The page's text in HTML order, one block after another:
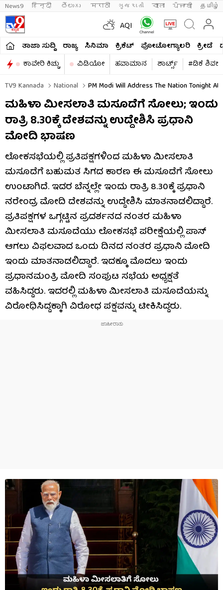
News9 हिन्दी తెలుగు मराठी ગુજરાતી বাংলা ਪੰਜਾਬੀ தமிழ்
AQI
ತಾಜಾ ಸುದ್ದಿ ರಾಜ್ಯ ಸಿನಿಮಾ ಕ್ರಿಕೆಟ್​ ಫೋಟೋಗ್ಯಾಲರಿ ಕ್ರೀಡೆ
ಕಾವೇರಿ ಕಿಚ್ಚು
ವಿಡಿಯೋ ಹವಾಮಾನ ಶಾರ್ಟ್ಸ್​
#ಡಿಕೆ
TV9 Kannada
National PM Modi Will Address The Nation Tonight
ಮಹಿಳಾ ಮೀಸಲಾತಿ ಮಸೂದೆಗೆ ಸೋಲು; ಇಂದು
ರಾತ್ರಿ 8.30ಕ್ಕೆ ದೇಶವನ್ನು ಉದ್ದೇಶಿಸಿ ಪ್ರಧಾನಿ
ಮೋದಿ ಭಾಷಣ
ಲೋಕಸಭೆಯಲ್ಲಿ ಪ್ರತಿಪಕ್ಷಗಳಿಂದ ಮಹಿಳಾ ಮೀಸಲಾತಿ
ಮಸೂದೆಗೆ ಬಹುಮತ ಸಿಗದ ಕಾರಣ ಈ ಮಸೂದೆಗೆ ಸೋಲು
ಉಂಟಾಗಿದೆ. ಇದರ ಬೆನ್ನಲ್ಲೇ ಇಂದು ರಾತ್ರಿ 8.30ಕ್ಕೆ ಪ್ರಧಾನಿ
ನರೇಂದ್ರ ಮೋದಿ ದೇಶವನ್ನು ಉದ್ದೇಶಿಸಿ ಮಾತನಾಡಲಿದ್ದಾರೆ.
ಪ್ರತಿಪಕ್ಷಗಳ ಒಗ್ಗಟ್ಟಿನ ಪ್ರದರ್ಶನದ ನಂತರ ಮಹಿಳಾ
ಮೀಸಲಾತಿ ಮಸೂದೆಯು ಲೋಕಸಭೆ ಪರೀಕ್ಷೆಯಲ್ಲಿ ಪಾಸ್
ಆಗಲು ವಿಫಲವಾದ ಒಂದು ದಿನದ ನಂತರ ಪ್ರಧಾನಿ ಮೋದಿ
ಇಂದು ಮಾತನಾಡಲಿದ್ದಾರೆ. ಇದಕ್ಕೂ ಮೊದಲು ಇಂದು
ಪ್ರಧಾನಮಂತ್ರಿ ಮೋದಿ ಸಂಪುಟ ಸಭೆಯ ಅಧ್ಯಕ್ಷತೆ
ವಹಿಸಿದ್ದರು. ಇದರಲ್ಲಿ ಮಹಿಳಾ ಮೀಸಲಾತಿ ಮಸೂದೆಯನ್ನು
ವಿರೋಧಿಸಿದ್ದಕ್ಕಾಗಿ ವಿರೋಧ ಪಕ್ಷವನ್ನು ಟೀಕಿಸಿದ್ದರು.